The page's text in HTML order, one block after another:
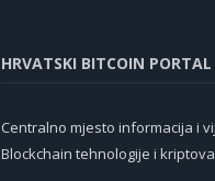
HRVATSKI BITCOIN PORTAL
Centralno mjesto informacija i
Blockchain tehnologije i